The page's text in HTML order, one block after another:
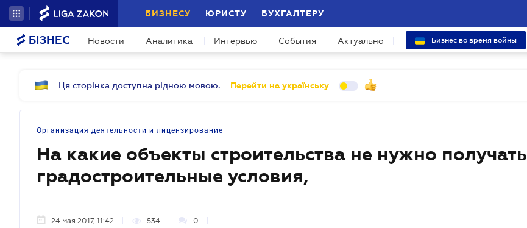
БИЗНЕСУ ЮРИСТУ БУХГАЛТЕРУ
БІЗНЕС Новости Аналитика Интервью События Актуально Бизнес во время войны
Ця сторінка доступна рідною мовою. Перейти на українську
Организация деятельности и лицензирование
На какие объекты строительства не нужно получать
градостроительные условия,
24 мая 2017, 11:42 534 0